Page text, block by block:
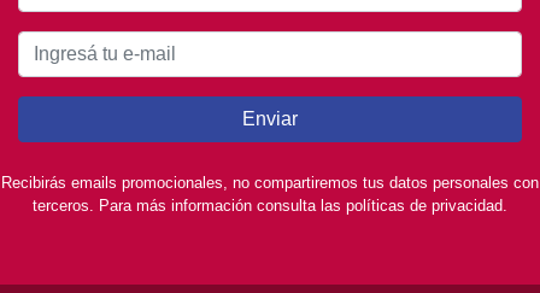
Enviar
Recibirás emails promocionales, no compartiremos tus datos personales con
terceros. Para más información consulta las políticas de privacidad.